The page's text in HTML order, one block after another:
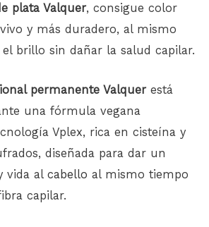
plata Valquer, consigue color
y más duradero, al mismo
brillo sin dañar la salud capilar.
permanente Valquer está
una fórmula vegana
Vplex, rica en cisteína y
diseñada para dar un
​​vida al cabello al mismo tiempo
capilar.